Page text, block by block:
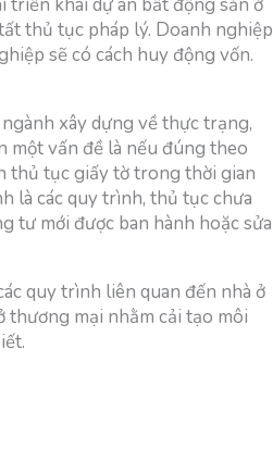
thủ tục pháp lý. Doanh nghiệp
sẽ có cách huy động vốn.
xây dựng về thực trạng,
một vấn đề là nếu đúng theo
thủ tục giấy tờ trong thời gian
là các quy trình, thủ tục chưa
tư mới được ban hành hoặc sửa
quy trình liên quan đến nhà ở
thương mại nhằm cải tạo môi